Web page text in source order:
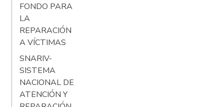
FONDO PARA
LA
REPARACIÓN
A VÍCTIMAS
SNARIV-
SISTEMA
NACIONAL DE
ATENCIÓN Y